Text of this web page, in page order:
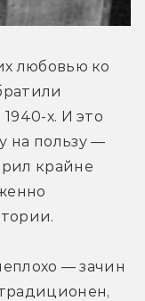
любовью ко
х. И это
на пользу —
крайне
— зачин